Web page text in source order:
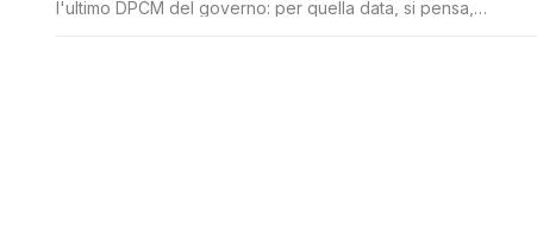
l'ultimo DPCM del governo: per quella data, si pensa,